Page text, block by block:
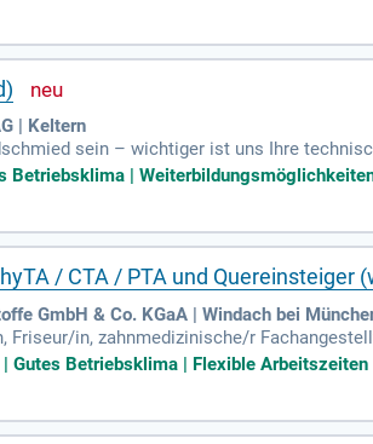
| Keltern
sein – wichtiger ist uns Ihre
technische oder handwerkliche
Betriebsklima |
/ CTA / PTA und Quereinsteiger
GmbH & Co. KGaA | Windach bei
Friseur/in, zahnmedizinische/r
Geschick.
Gutes Betriebsklima | Flexible